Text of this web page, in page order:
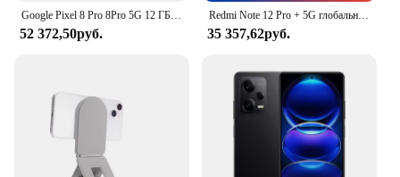
Google Pixel 8 Pro 8Pro 5G 12 ГБ ОЗУ 128 ГБ ПЗУ 6,7 дюйма LTPO OLED NFC Google Tensor G3 Восьмиядерный оригинальный мобильный телефон 8 pro
52 372,50руб.
Redmi Note 12 Pro + 5G глобальная версия Dimensity 1080 200MP OIS Camera 120Hz 6,67 "FHD + Flow 5000mAh б/у телефон
35 357,62руб.